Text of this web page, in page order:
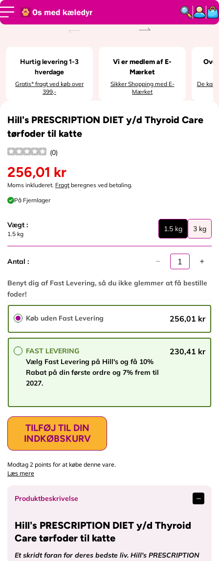
SPRING TIL
INDHOLD
Hurtig levering 1-3
hverdage
Gratis* fragt ved køb over
399,-
Vi er medlem af E-
Mærket
Sikker Shopping med E-
Mærket
De kan
Hill's PRESCRIPTION DIET y/d Thyroid Care
tørfoder til katte
(0)
N
o
m
l
p
s
256,01 kr
Moms inkluderet. Fragt beregnes ved betaling.
På Fjernlager
Vægt :
1.5 kg
1
5
1.5 kg
3
3 kg
Antal :
Benyt dig af Fast Levering, så du ikke glemmer at få bestille
foder!
Køb uden Fast Levering 256,01 kr
FAST LEVERING
Vælg Fast Levering på Hill's og få 10%
Rabat på din første ordre og 7% frem til
2027.
230,41 kr
TILFØJ TIL DIN
INDKØBSKURV
Modtag 2 points for at købe denne vare.
Læs mere
Produktbeskrivelse
Hill's PRESCRIPTION DIET y/d Thyroid
Care tørfoder til katte
Et skridt foran for deres bedste liv. Hill's PRESCRIPTION